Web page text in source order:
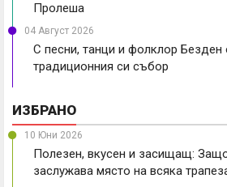
Пролеша
04 Август 2026
С песни, танци и фолклор Безден
традиционния си събор
ИЗБРАНО
10 Юни 2026
Полезен, вкусен и засищащ:
заслужава място на всяка